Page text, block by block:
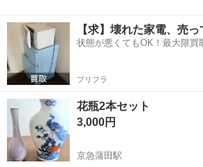
【求】壊れた家電、売
状態が悪くてもOK！最大限買
プリフラ
花瓶2本セット
3,000円
京急蒲田駅